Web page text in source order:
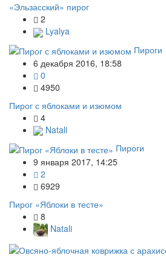
«Эльзасский» пирог
2
Lyalya
Пироги
6 декабря 2016, 18:58
0
4950
Пирог с яблоками и изюмом
4
Natali
Пироги
9 января 2017, 14:25
2
6929
Пирог «Яблоки в тесте»
8
Natali